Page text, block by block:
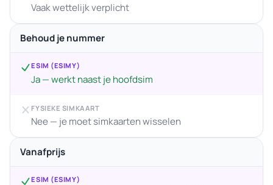
Vaak wettelijk verplicht
Behoud je nummer
ESIM (ESIMY)
Ja — werkt naast je hoofdsim
FYSIEKE SIMKAART
Nee — je moet simkaarten wisselen
Vanafprijs
ESIM (ESIMY)